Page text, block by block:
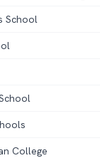
School
College